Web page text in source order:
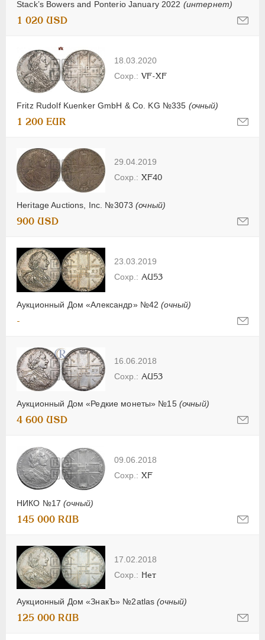
Stack’s Bowers and Ponterio January 2022 (интернет)
1 020 USD
18.03.2020
Fritz Rudolf Kuenker GmbH & Co. KG №335 (очный)
VF-XF
1 200 EUR
29.04.2019
Heritage Auctions, Inc. №3073(очный)
XF40
900 USD
23.03.2019
Аукционный Дом «Александр» №42(очный)
AU53
-
16.06.2018
Аукционный Дом «Редкие монеты» №15 (очный)
AU53
4 600 USD
09.06.2018
НИКО №17(очный)
XF
145 000 RUB
17.02.2018
Аукционный Дом «ЗнакЪ» №2atlas(очный)
Нет
125 000 RUB